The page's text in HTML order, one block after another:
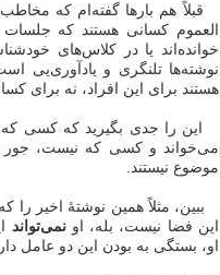
قبلاً هم بارها گفته‌ام که
العموم کسانی هستند که
خوانده‌اند یا در کلاس‌های
نوشته‌ها تلنگری و یادآوری‌یی
هستند برای این افراد، نه برای
این را جدی بگیرید که کسی
می‌خواند و کسی که نیست، جور
موضوع نیستند.
ببین، مثلاً همین نوشتهٔ اخیر
این فضا نیست، بله، اونمی‌تواند
او، بستگی به بودن این دو عامل